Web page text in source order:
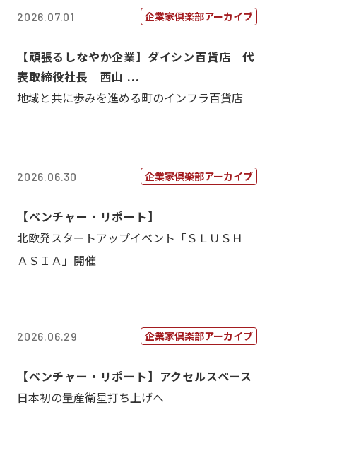
2026.07.01 企業家倶楽部アーカイブ
【頑張るしなやか企業】ダイシン百貨店 代
表取締役社長 西山 ...
地域と共に歩みを進める町のインフラ百貨店
2026.06.30 企業家倶楽部アーカイブ
【ベンチャー・リポート】
北欧発スタートアップイベント「ＳＬＵＳＨ
ＡＳＩＡ」開催
2026.06.29 企業家倶楽部アーカイブ
【ベンチャー・リポート】アクセルスペース
日本初の量産衛星打ち上げへ